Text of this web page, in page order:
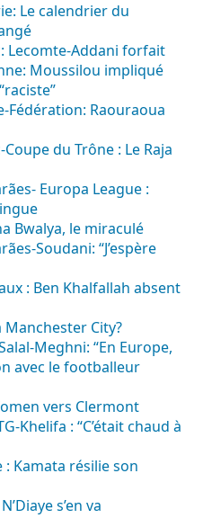
Le calendrier du
Lecomte-Addani forfait
Moussilou impliqué
Fédération: Raouraoua
du Trône : Le Raja
Europa League :
Bwalya, le miraculé
Soudani: “J’espère
: Ben Khalfallah absent
Manchester City?
Meghni: “En Europe,
avec le footballeur
vers Clermont
Khelifa : “C’était chaud à
: Kamata résilie son
s’en va